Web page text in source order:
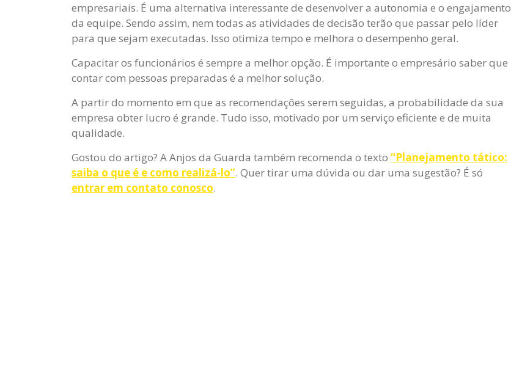
empresariais. É uma alternativa interessante de desenvolver a autonomia e o engajamento
da equipe. Sendo assim, nem todas as atividades de decisão terão que passar pelo líder
para que sejam executadas. Isso otimiza tempo e melhora o desempenho geral.
Capacitar os funcionários é sempre a melhor opção. É importante o empresário saber que
contar com pessoas preparadas é a melhor solução.
A partir do momento em que as recomendações serem seguidas, a probabilidade da sua
empresa obter lucro é grande. Tudo isso, motivado por um serviço eficiente e de muita
qualidade.
Gostou do artigo? A Anjos da Guarda também recomenda o texto “Planejamento tático:
saiba o que é e como realizá-lo”. Quer tirar uma dúvida ou dar uma sugestão? É só
entrar em contato conosco.